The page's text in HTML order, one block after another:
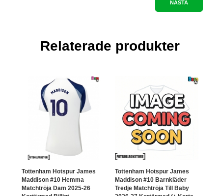
NÄSTA
Relaterade produkter
Tottenham Hotspur James
Maddison #10 Hemma
Matchtröja Dam 2025-26
Tottenham Hotspur James
Maddison #10 Barnkläder
Tredje Matchtröja Till Baby